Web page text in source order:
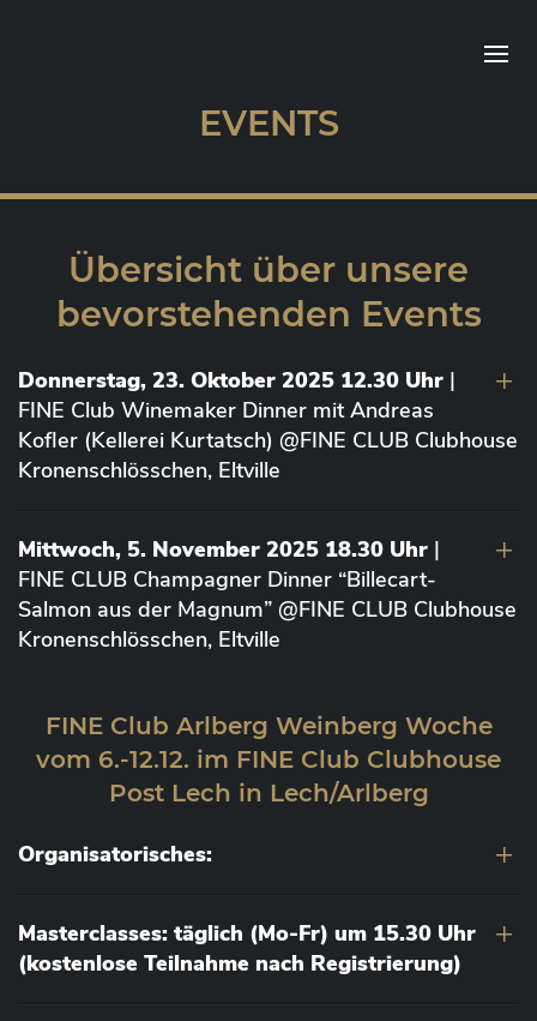
EVENTS
Übersicht über unsere
bevorstehenden Events
Donnerstag, 23. Oktober 2025 12.30 Uhr |
FINE Club Winemaker Dinner mit Andreas
Kofler (Kellerei Kurtatsch) @FINE CLUB Clubhouse
Kronenschlösschen, Eltville
Mittwoch, 5. November 2025 18.30 Uhr |
FINE CLUB Champagner Dinner “Billecart-
Salmon aus der Magnum” @FINE CLUB Clubhouse
Kronenschlösschen, Eltville
FINE Club Arlberg Weinberg Woche
vom 6.-12.12. im FINE Club Clubhouse
Post Lech in Lech/Arlberg
Organisatorisches:
Masterclasses: täglich (Mo-Fr) um 15.30 Uhr
(kostenlose Teilnahme nach Registrierung)